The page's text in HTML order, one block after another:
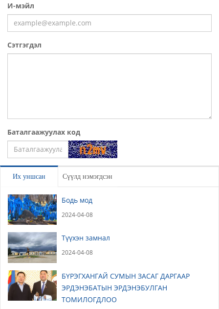
И-мэйл
Сэтгэгдэл
Баталгаажуулах код
Их уншсан Сүүлд нэмэгдсэн
Бодь мод
2024-04-08
Түүхэн замнал
2024-04-08
БҮРЭГХАНГАЙ СУМЫН ЗАСАГ ДАРГААР
ЭРДЭНЭБАТЫН ЭРДЭНЭБУЛГАН
ТОМИЛОГДЛОО